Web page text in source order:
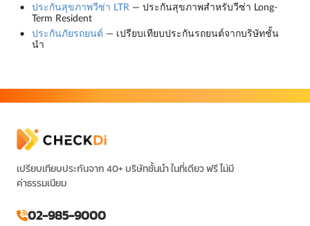
ประกันสุขภาพวีซ่า LTR — ประกันสุขภาพสำหรับวีซ่า Long-
Term Resident
ประกันภัยรถยนต์ — เปรียบเทียบประกันรถยนต์จากบริษัทชั้น
นำ
เปรียบเทียบประกันจาก 40+ บริษัทชั้นนำ ในที่เดียว ฟรี ไม่มี
ค่าธรรมเนียม
02-985-9000